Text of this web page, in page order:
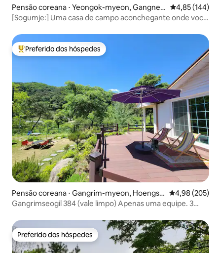
Pensão coreana ⋅ Yeongok-myeon, Gangneu
ng-si
4,85 de uma
4,85 (144)
[Sogumje:] Uma casa de campo aconchegante onde você
Entre os melhores preferidos dos hóspedes
Preferido dos hóspedes
Pensão coreana ⋅ Gangrim-myeon, Hoengse
on
4,98 de uma
4,98 (205)
Gangrimseogil 384 (vale limpo) Apenas uma equipe. 3
Preferido dos hóspedes
Preferido dos hóspedes